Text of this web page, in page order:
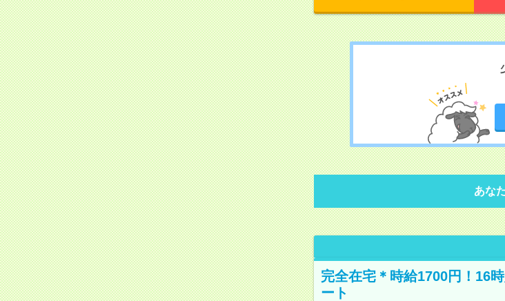
あな
完全在宅＊時給1700円！16
ート